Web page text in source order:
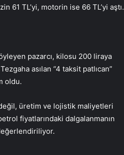
61 TL’yi, motorin ise 66 TL’yi aştı.
pazarcı, kilosu 200 liraya
asılan “4 taksit patlıcan”
oldu.
değil, üretim ve lojistik maliyetleri
fiyatlarındaki dalgalanmanın